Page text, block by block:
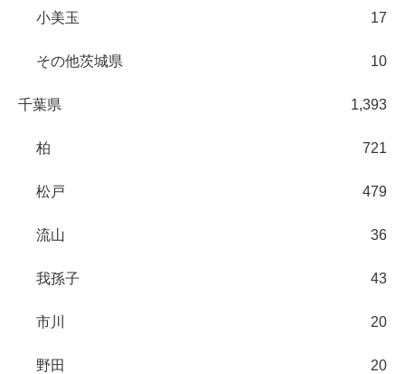
小美玉 17
その他茨城県 10
千葉県 1,393
柏 721
松戸 479
流山 36
我孫子 43
市川 20
野田 20